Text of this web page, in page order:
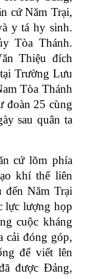
cứ Năm Trại,
y tá hy sinh.
Tòa Thánh.
Thiệu đích
Trường Lưu
Tòa Thánh
đoàn 25 cùng
sau quân ta
cứ lõm phía
khí thế liên
đến Năm Trại
lực lượng họp
cuộc kháng
cải đóng góp,
để viết lên
được Đảng,